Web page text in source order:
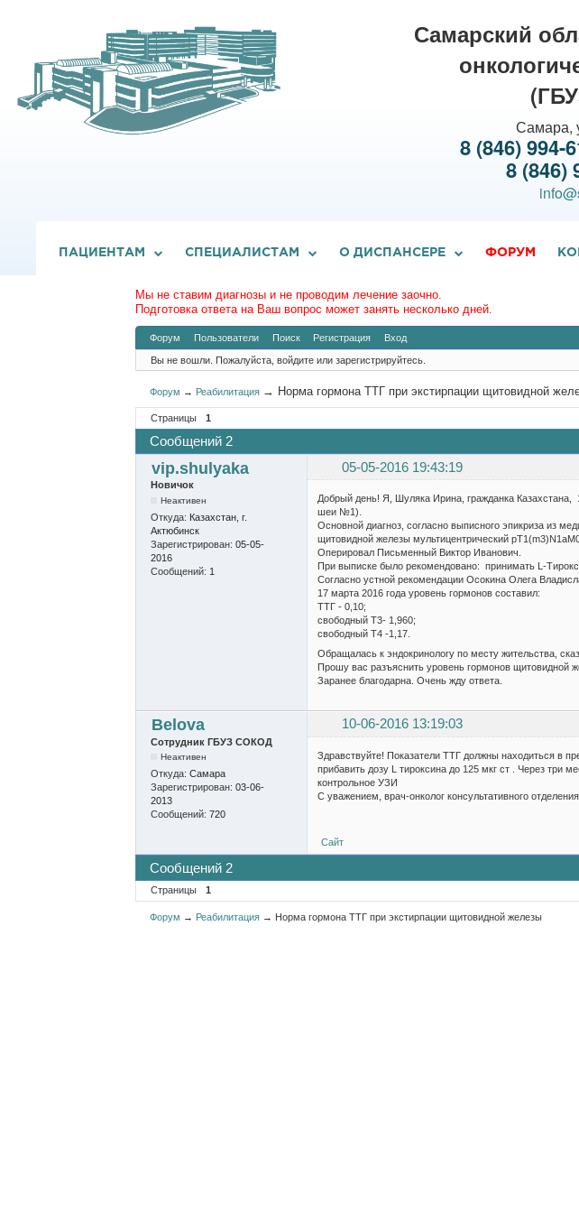
Самарский
Самара,
8 (846) 994-
8 (846)
ПАЦИЕНТАМ СПЕЦИАЛИСТАМ О ДИСПАНСЕРЕ ФОРУМ
Мы не ставим диагнозы и не проводим лечение заочно.
Подготовка ответа на Ваш вопрос может занять несколько дней.
Форум Пользователи Поиск Регистрация Вход
Вы не вошли. Пожалуйста, войдите или зарегистрируйтесь.
Форум → Реабилитация → Норма гормона ТТГ при экстирпации щитовидной
Страницы 1
Сообщений 2
vip.shulyaka 05-05-2016 19:43:19
Новичок
Неактивен
Откуда: Казахстан, г.
Актюбинск
Зарегистрирован: 05-05-
2016
Сообщений: 1
Добрый день! Я, Шуляка Ирина, гражданка Казахстана,
шеи №1).
Основной диагноз, согласно выписного эпикриза из
щитовидной железы мультицентрический
Оперировал Письменный Виктор Иванович.
При выписке было рекомендовано: принимать L-
Согласно устной рекомендации Осокина Олега
17 марта 2016 года уровень гормонов составил:
ТТГ - 0,10;
свободный Т3- 1,960;
свободный Т4 -1,17.
Обращалась к эндокринологу по месту жительства,
Прошу вас разъяснить уровень гормонов щитовидной
Заранее благодарна. Очень жду ответа.
Belova 10-06-2016 13:19:03
Сотрудник ГБУЗ СОКОД
Неактивен
Откуда: Самара
Зарегистрирован: 03-06-
2013
Сообщений: 720
Здравствуйте! Показатели ТТГ должны находиться в
прибавить дозу L тироксина до 125 мкг ст . Через три
контрольное УЗИ
С уважением, врач-онколог консультативного
Сайт
Сообщений 2
Страницы 1
Форум → Реабилитация → Норма гормона ТТГ при экстирпации щитовидной железы